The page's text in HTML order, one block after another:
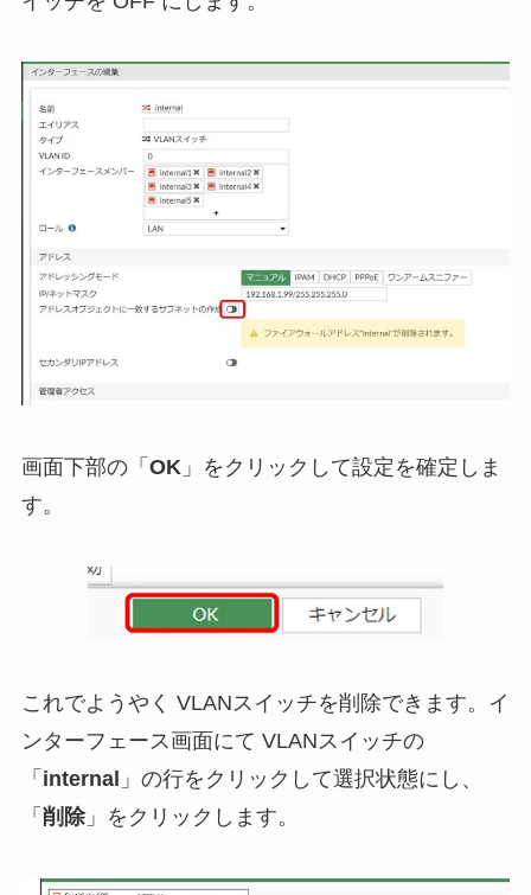
画面下部の「 OK」をクリックして設定を確定しま
す。
これでようやく VLANスイッチを削除できます。イ
ンターフェース画面にて VLANスイッチの
「 internal 」の行をクリックして選択状態にし、
「 削除」をクリックします。